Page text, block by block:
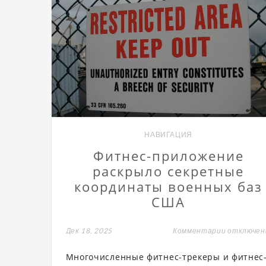
НАВИГАЦИЯ
Фитнес-приложение
раскрыло секретные
координаты военных баз
США
Дек 18, 2025 Комментарии к
Многочисленные фитнес-трекеры и фитнес-